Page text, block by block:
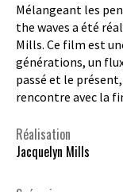
Mélangeant les
the waves a été
Mills. Ce film est
générations, un
passé et le
rencontre avec la
Réalisation
Jacquelyn Mills